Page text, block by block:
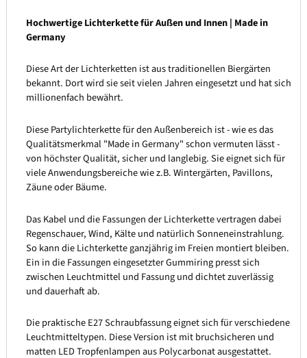
Hochwertige Lichterkette für Außen und Innen | Made in
Germany
Diese Art der Lichterketten ist aus traditionellen Biergärten
bekannt. Dort wird sie seit vielen Jahren eingesetzt und hat sich
millionenfach bewährt.
Diese Partylichterkette für den Außenbereich ist - wie es das
Qualitätsmerkmal "Made in Germany" schon vermuten lässt -
von höchster Qualität, sicher und langlebig. Sie eignet sich für
viele Anwendungsbereiche wie z.B. Wintergärten, Pavillons,
Zäune oder Bäume.
Das Kabel und die Fassungen der Lichterkette vertragen dabei
Regenschauer, Wind, Kälte und natürlich Sonneneinstrahlung.
So kann die Lichterkette ganzjährig im Freien montiert bleiben.
Ein in die Fassungen eingesetzter Gummiring presst sich
zwischen Leuchtmittel und Fassung und dichtet zuverlässig
und dauerhaft ab.
Die praktische E27 Schraubfassung eignet sich für verschiedene
Leuchtmitteltypen. Diese Version ist mit bruchsicheren und
matten LED Tropfenlampen aus Polycarbonat ausgestattet.